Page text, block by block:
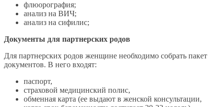
флюорография;
анализ на ВИЧ;
анализ на сифилис;
Документы для партнерских родов
Для партнерских родов женщине необходимо собрать пакет
документов. В него входят:
паспорт,
страховой медицинский полис,
обменная карта (ее выдают в женской консультации,